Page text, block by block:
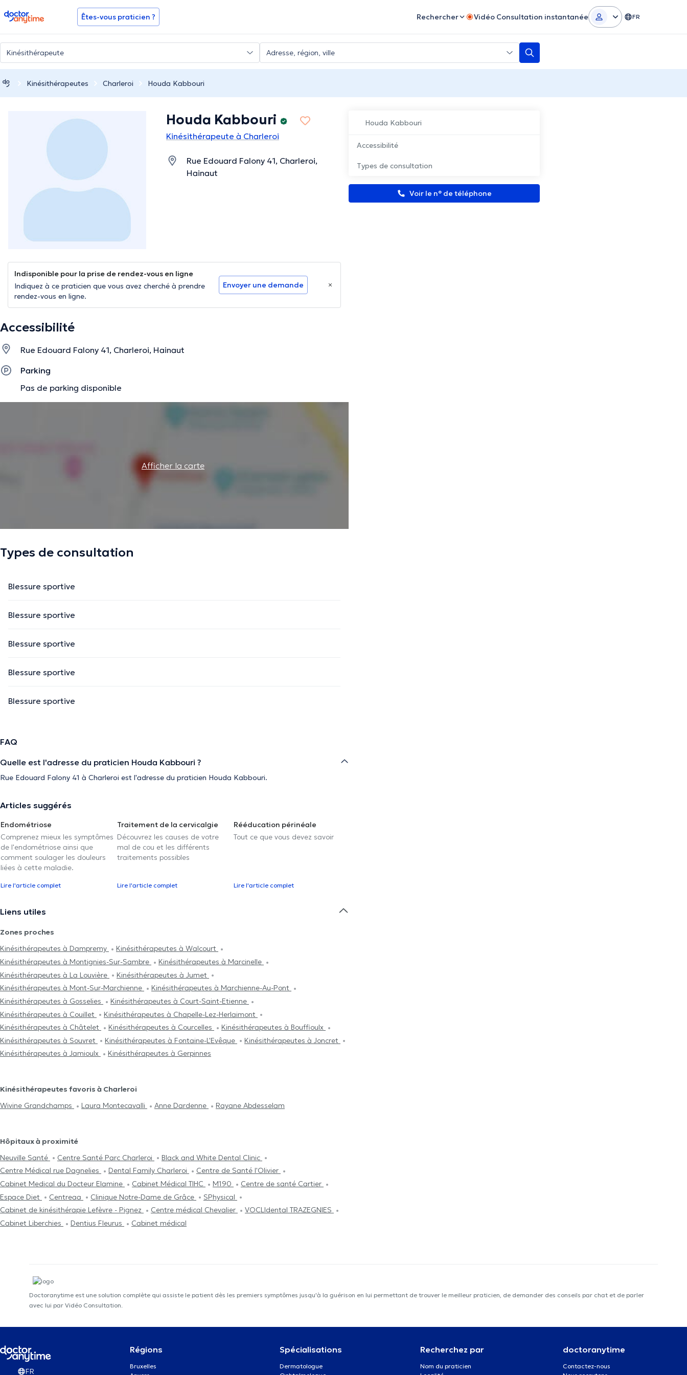
doctoranytime Êtes-vous praticien ? Rechercher Vidéo Consultation instantanée FR
Kinésithérapeutes Charleroi Houda Kabbouri
Houda Kabbouri
Accessibilité
Types de consultation
Voir le n° de téléphone
Houda Kabbouri
Kinésithérapeute à Charleroi
Rue Edouard Falony 41, Charleroi,
Hainaut
Indisponible pour la prise de rendez-vous en ligne
Indiquez à ce praticien que vous avez cherché à prendre
rendez-vous en ligne.
Envoyer une demande
Accessibilité
Rue Edouard Falony 41, Charleroi, Hainaut
Parking
Pas de parking disponible
Afficher la carte
Types de consultation
Blessure sportive
Blessure sportive
Blessure sportive
Blessure sportive
Blessure sportive
FAQ
Quelle est l'adresse du praticien Houda Kabbouri ?
Rue Edouard Falony 41 à Charleroi est l'adresse du praticien Houda Kabbouri.
Articles suggérés
Endométriose
Comprenez mieux les symptômes
de l'endométriose ainsi que
comment soulager les douleurs
liées à cette maladie.
Lire l'article complet
Traitement de la cervicalgie
Découvrez les causes de votre
mal de cou et les différents
traitements possibles
Lire l'article complet
Rééducation périnéale
Tout ce que vous devez savoir
Lire l'article complet
Liens utiles
Zones proches
Kinésithérapeutes à Dampremy
Kinésithérapeutes à Walcourt
Kinésithérapeutes à Montignies-Sur-Sambre
Kinésithérapeutes à Marcinelle
Kinésithérapeutes à La Louvière
Kinésithérapeutes à Jumet
Kinésithérapeutes à Mont-Sur-Marchienne
Kinésithérapeutes à Marchienne-Au-Pont
Kinésithérapeutes à Gosselies
Kinésithérapeutes à Court-Saint-Etienne
Kinésithérapeutes à Couillet
Kinésithérapeutes à Chapelle-Lez-Herlaimont
Kinésithérapeutes à Châtelet
Kinésithérapeutes à Courcelles
Kinésithérapeutes à Bouffioulx
Kinésithérapeutes à Souvret
Kinésithérapeutes à Fontaine-L'Evêque
Kinésithérapeutes à Joncret
Kinésithérapeutes à Jamioulx
Kinésithérapeutes à Gerpinnes
Kinésithérapeutes favoris à Charleroi
Wivine Grandchamps
Laura Montecavalli Anne Dardenne Rayane Abdesselam
Hôpitaux à proximité
Neuville Santé
Centre Santé Parc Charleroi
Black and White Dental Clinic
Centre Médical rue Dagnelies
Dental Family Charleroi
Centre de Santé l'Olivier
Cabinet Medical du Docteur Elamine
Cabinet Médical TIHC M190
Centre de santé Cartier
Espace Diet
Centreaa Clinique Notre-Dame de Grâce
SPhysical
Cabinet de kinésithérapie Lefèvre - Pignez
Centre médical Chevalier
VOCLIdental TRAZEGNIES
Cabinet Liberchies
Dentius Fleurus Cabinet médical
Doctoranytime est une solution complète qui assiste le patient dès les premiers symptômes jusqu'à la guérison en lui permettant de trouver le meilleur praticien, de demander des conseils par chat et de parler
avec lui par Vidéo Consultation.
FR
Régions
Bruxelles
Spécialisations
Dermatologue
Recherchez par
Nom du praticien
doctoranytime
Contactez-nous